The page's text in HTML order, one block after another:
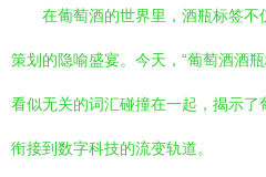
在葡萄酒的世界里，酒瓶标签
策划的隐喻盛宴。今天，“葡萄酒酒
看似无关的词汇碰撞在一起，揭示
衔接到数字科技的流变轨道。